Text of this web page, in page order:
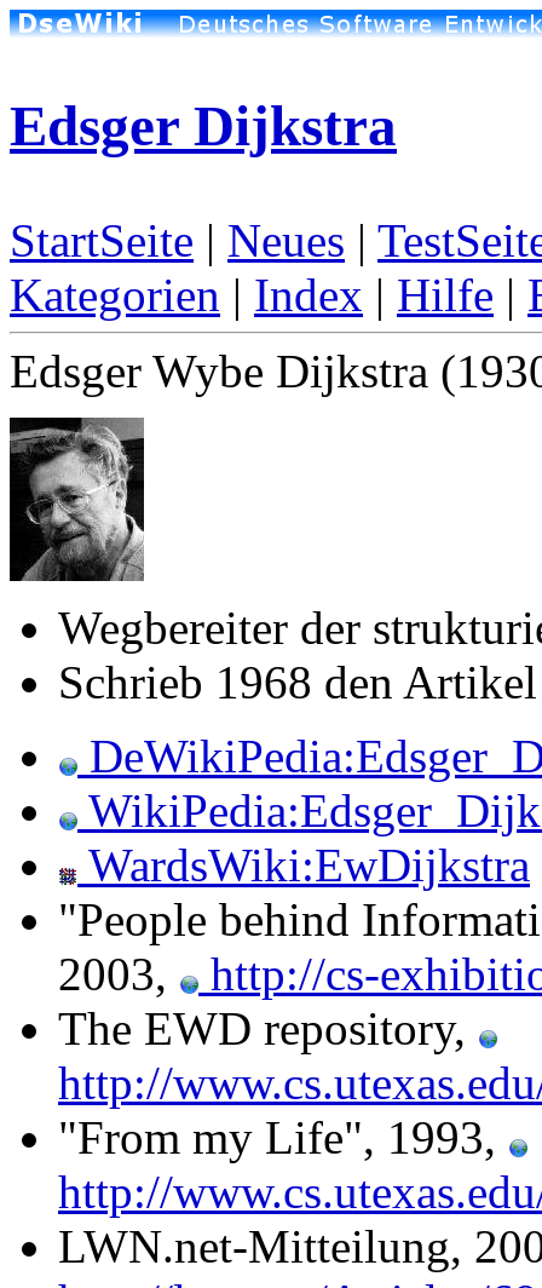
Edsger Dijkstra
StartSeite | Neues |
Kategorien | Index | Hilfe |
Edsger Wybe Dijkstra
Wegbereiter der
Schrieb 1968 den
WardsWiki:EwDijkstra
"People behind
2003,
http://cs-
The EWD repository,
http://
"From my Life", 1993,
http://
LWN.net-Mitteilung,